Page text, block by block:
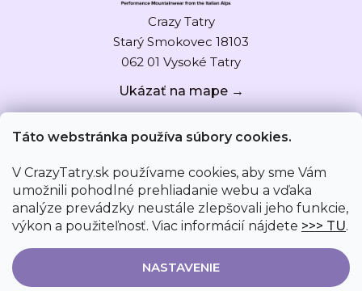
Táto webstránka používa súbory cookies.
V CrazyTatry.sk používame cookies, aby sme Vám
umožnili pohodlné prehliadanie webu a vďaka
analýze prevádzky neustále zlepšovali jeho funkcie,
výkon a použiteľnosť. Viac informácií nájdete >>> TU.
NASTAVENIE
Crazy Tatry
Starý Smokovec 18103
062 01 Vysoké Tatry
Ukázať na mape →